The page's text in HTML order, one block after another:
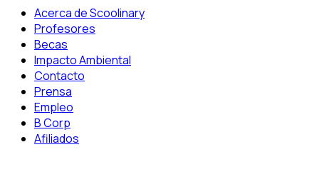
Acerca de Scoolinary
Profesores
Becas
Impacto Ambiental
Contacto
Prensa
Empleo
B Corp
Afiliados